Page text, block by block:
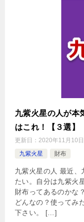
九紫火星の人が本
はこれ！【３選】
更新日： 2020年11月10日
九紫火星
財布
九紫火星の人 最近、
たい。自分は九紫火
財布ってあるのかな
どんなの？使ってみ
下さい。 […]